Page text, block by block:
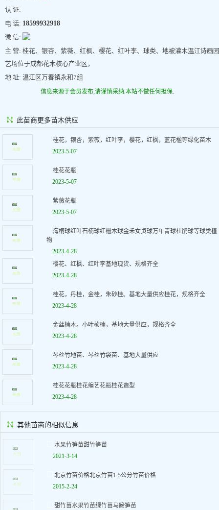
认 证:
电 话: 18599932918
微 信:
主 营: 桂花、银杏、紫薇、红枫、樱花、红叶李、球类、地被灌木温江诗画园
艺场位于成都花木核心产业区，
地 址: 温江区万春镇永和7组
信息来源于会员发布,请谨慎采纳.本站不做任何担保.
此苗商更多苗木供应
桂花，银杏，紫薇，红叶李，樱花，红枫，蓝花楹等绿化苗木
2023-5-07
桂花花瓶
2023-5-07
紫薇花瓶
2023-5-07
海桐球红叶石楠球红檵木球金禾女贞球万年青球杜鹃球等球类植
物
2023-4-28
樱花、红枫、红叶李基地现货、规格齐全
2023-4-28
桂花，丹桂，金桂，朱砂桂。基地大量供应桂花，规格齐全
2023-4-28
金丝楠木。小叶桢楠，基地大量供应，规格齐全
2023-4-28
琴丝竹地苗、琴丝竹袋苗、基地大量供应
2023-4-28
桂花花瓶桂花编艺花瓶桂花造型
2023-4-28
其他苗商的相似信息
水果竹笋苗甜竹笋苗
2021-3-14
北京竹苗价格北京竹苗1-5公分竹苗价格
2015-2-24
甜竹苗水果竹苗绿竹苗马蹄笋苗